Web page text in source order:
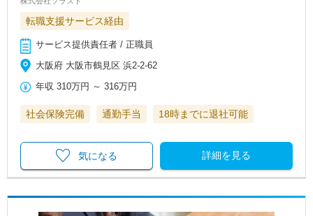
転職支援サービス経由
サービス提供責任者 / 正職員
大阪府 大阪市鶴見区 浜2-2-62
年収 310万円 ～316万円
社会保険完備 通勤手当 18時までに退社可能
詳細を見る
気になる